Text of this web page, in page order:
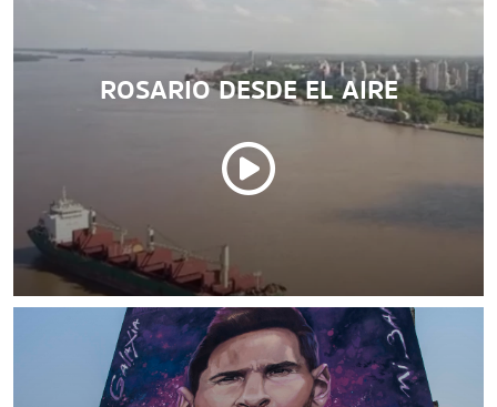
ROSARIO DESDE EL AIRE